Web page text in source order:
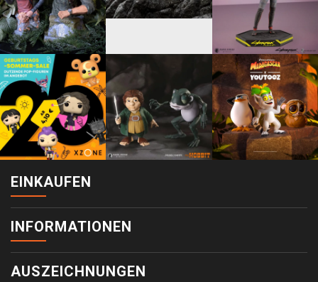
EINKAUFEN
INFORMATIONEN
AUSZEICHNUNGEN